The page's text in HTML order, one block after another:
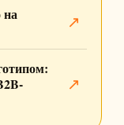
на
↗
↗